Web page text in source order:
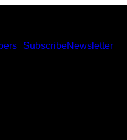
SubscribeNewsletter